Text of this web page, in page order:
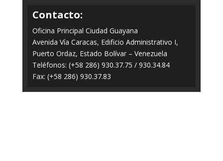
Contacto:
Oficina Principal Ciudad Guayana
Avenida Vía Caracas, Edificio Administrativo I,
Puerto Ordaz, Estado Bolívar – Venezuela
Teléfonos: (+58 286) 930.37.75 / 930.34.84
Fax: (+58 286) 930.37.83